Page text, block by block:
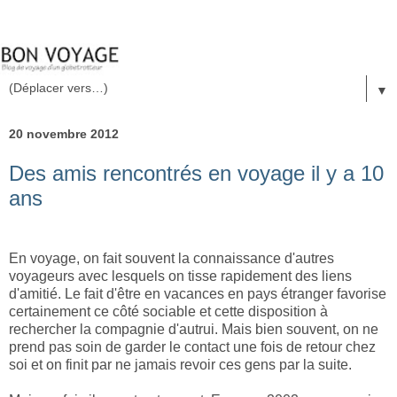
▼
20 novembre 2012
Des amis rencontrés en voyage il y a 10
ans
En voyage, on fait souvent la connaissance d'autres
voyageurs avec lesquels on tisse rapidement des liens
d'amitié. Le fait d'être en vacances en pays étranger favorise
certainement ce côté sociable et cette disposition à
rechercher la compagnie d'autrui. Mais bien souvent, on ne
prend pas soin de garder le contact une fois de retour chez
soi et on finit par ne jamais revoir ces gens par la suite.